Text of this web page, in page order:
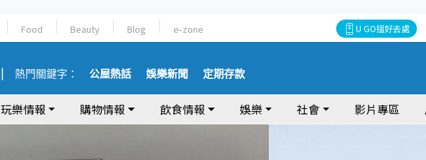
Food Beauty Blog e-zone U GO搵好去處
熱門關鍵字： 公屋熱話 娛樂新聞 定期存款
玩樂情報 購物情報 飲食情報 娛樂 社會 影片專區